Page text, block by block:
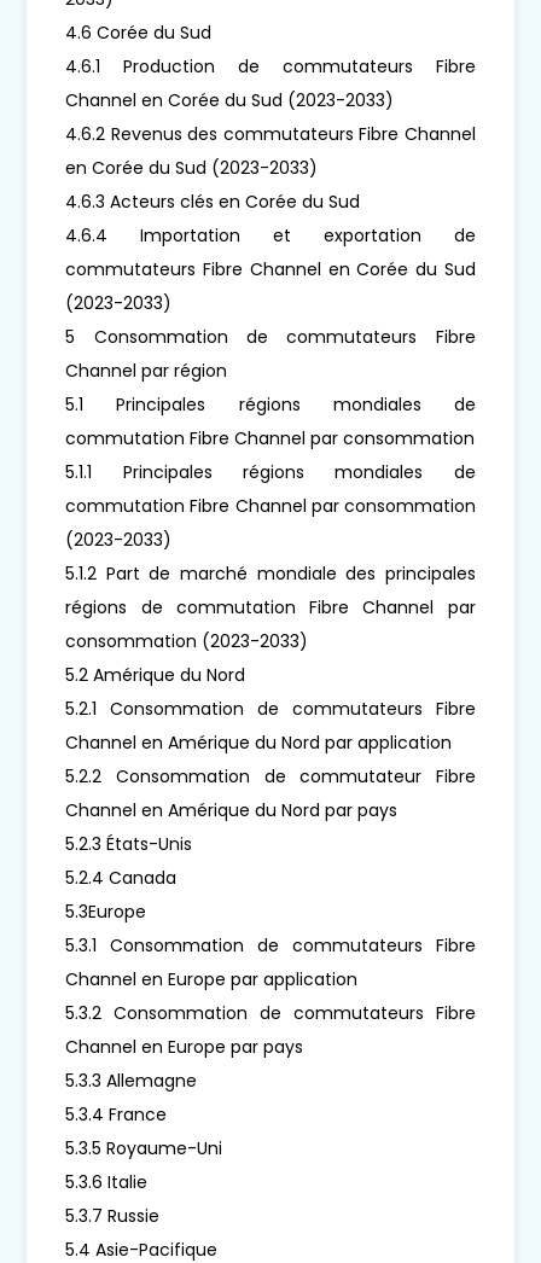
4.6 Corée du Sud
4.6.1 Production de commutateurs Fibre
Channel en Corée du Sud (2023-2033)
4.6.2 Revenus des commutateurs Fibre Channel
en Corée du Sud (2023-2033)
4.6.3 Acteurs clés en Corée du Sud
4.6.4 Importation et exportation de
commutateurs Fibre Channel en Corée du Sud
(2023-2033)
5 Consommation de commutateurs Fibre
Channel par région
5.1 Principales régions mondiales de
commutation Fibre Channel par consommation
5.1.1 Principales régions mondiales de
commutation Fibre Channel par consommation
(2023-2033)
5.1.2 Part de marché mondiale des principales
régions de commutation Fibre Channel par
consommation (2023-2033)
5.2 Amérique du Nord
5.2.1 Consommation de commutateurs Fibre
Channel en Amérique du Nord par application
5.2.2 Consommation de commutateur Fibre
Channel en Amérique du Nord par pays
5.2.3 États-Unis
5.2.4 Canada
5.3Europe
5.3.1 Consommation de commutateurs Fibre
Channel en Europe par application
5.3.2 Consommation de commutateurs Fibre
Channel en Europe par pays
5.3.3 Allemagne
5.3.4 France
5.3.5 Royaume-Uni
5.3.6 Italie
5.3.7 Russie
5.4 Asie-Pacifique